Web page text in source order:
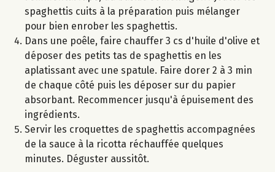
spaghettis cuits à la préparation puis mélanger
pour bien enrober les spaghettis.
Dans une poêle, faire chauffer 3 cs d'huile d'olive et
déposer des petits tas de spaghettis en les
aplatissant avec une spatule. Faire dorer 2 à 3 min
de chaque côté puis les déposer sur du papier
absorbant. Recommencer jusqu'à épuisement des
ingrédients.
Servir les croquettes de spaghettis accompagnées
de la sauce à la ricotta réchauffée quelques
minutes. Déguster aussitôt.